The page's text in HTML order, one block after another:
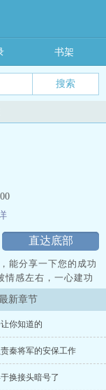
搜索
书架
直达底部
能分享一下您的成功
情感左右，一心建功
秦风看着报纸，一口
分享一下成功秘诀
披荆斩棘，帮助你
年轻人踊跃报名参
军婚比重占大多数
新章节
你知道的
秦将军的安保工作
换接头暗号了